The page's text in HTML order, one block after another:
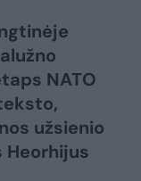
NATO
užsienio